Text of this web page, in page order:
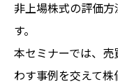
非上場株式の評価
す。
本セミナーでは、
わす事例を交えて